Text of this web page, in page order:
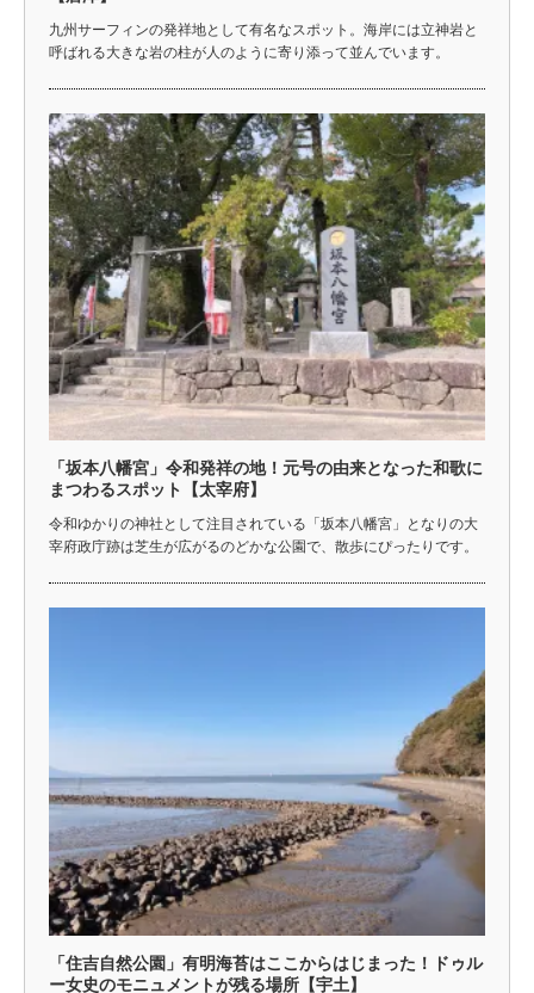
九州サーフィンの発祥地として有名なスポット。海岸には立神岩と
呼ばれる大きな岩の柱が人のように寄り添って並んでいます。
「坂本八幡宮」令和発祥の地！元号の由来となった和歌に
まつわるスポット【太宰府】
令和ゆかりの神社として注目されている「坂本八幡宮」となりの大
宰府政庁跡は芝生が広がるのどかな公園で、散歩にぴったりです。
「住吉自然公園」有明海苔はここからはじまった！ドゥル
ー女史のモニュメントが残る場所【宇土】